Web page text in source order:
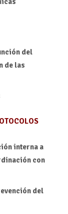
del
de las
interna a
con
del